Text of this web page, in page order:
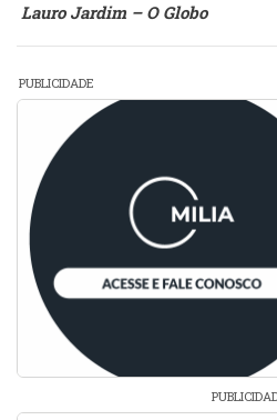
Lauro Jardim – O Globo
PUBLICIDADE